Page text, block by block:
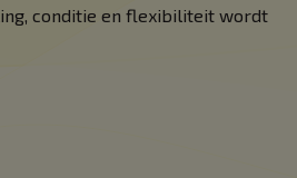
conditie en flexibiliteit wordt